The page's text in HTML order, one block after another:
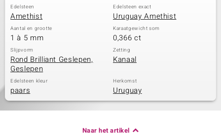
Edelsteen
Amethist
Edelsteen exact
Uruguay Amethist
Aantal en grootte
1 à 5 mm
Karaatgewicht som
0,366 ct
Slijpvorm
Rond Brilliant Geslepen,
Geslepen
Zetting
Kanaal
Edelsteen kleur
paars
Herkomst
Uruguay
Naar het artikel